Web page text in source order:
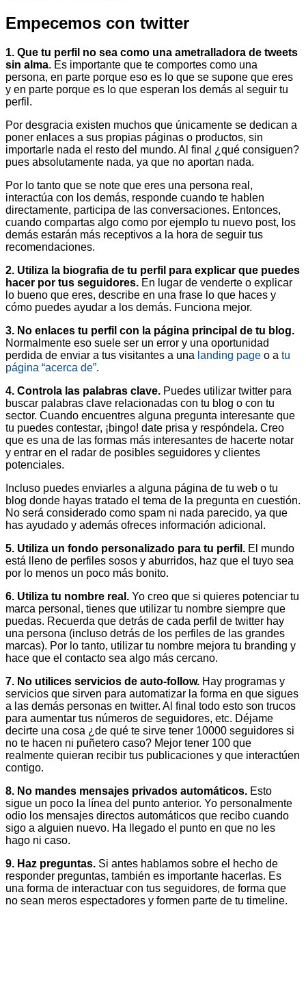
Empecemos con twitter
1. Que tu perfil no sea como una ametralladora de tweets
sin alma. Es importante que te comportes como una
persona, en parte porque eso es lo que se supone que eres
y en parte porque es lo que esperan los demás al seguir tu
perfil.
Por desgracia existen muchos que únicamente se dedican a
poner enlaces a sus propias páginas o productos, sin
importarle nada el resto del mundo. Al final ¿qué consiguen?
pues absolutamente nada, ya que no aportan nada.
Por lo tanto que se note que eres una persona real,
interactúa con los demás, responde cuando te hablen
directamente, participa de las conversaciones. Entonces,
cuando compartas algo como por ejemplo tu nuevo post, los
demás estarán más receptivos a la hora de seguir tus
recomendaciones.
2. Utiliza la biografia de tu perfil para explicar que puedes
hacer por tus seguidores. En lugar de venderte o explicar
lo bueno que eres, describe en una frase lo que haces y
cómo puedes ayudar a los demás. Funciona mejor.
3. No enlaces tu perfil con la página principal de tu blog.
Normalmente eso suele ser un error y una oportunidad
perdida de enviar a tus visitantes a una landing page o a tu
página “acerca de”.
4. Controla las palabras clave. Puedes utilizar twitter para
buscar palabras clave relacionadas con tu blog o con tu
sector. Cuando encuentres alguna pregunta interesante que
tu puedes contestar, ¡bingo! date prisa y respóndela. Creo
que es una de las formas más interesantes de hacerte notar
y entrar en el radar de posibles seguidores y clientes
potenciales.
Incluso puedes enviarles a alguna página de tu web o tu
blog donde hayas tratado el tema de la pregunta en cuestión.
No será considerado como spam ni nada parecido, ya que
has ayudado y además ofreces información adicional.
5. Utiliza un fondo personalizado para tu perfil. El mundo
está lleno de perfiles sosos y aburridos, haz que el tuyo sea
por lo menos un poco más bonito.
6. Utiliza tu nombre real. Yo creo que si quieres potenciar tu
marca personal, tienes que utilizar tu nombre siempre que
puedas. Recuerda que detrás de cada perfil de twitter hay
una persona (incluso detrás de los perfiles de las grandes
marcas). Por lo tanto, utilizar tu nombre mejora tu branding y
hace que el contacto sea algo más cercano.
7. No utilices servicios de auto-follow. Hay programas y
servicios que sirven para automatizar la forma en que sigues
a las demás personas en twitter. Al final todo esto son trucos
para aumentar tus números de seguidores, etc. Déjame
decirte una cosa ¿de qué te sirve tener 10000 seguidores si
no te hacen ni puñetero caso? Mejor tener 100 que
realmente quieran recibir tus publicaciones y que interactúen
contigo.
8. No mandes mensajes privados automáticos. Esto
sigue un poco la línea del punto anterior. Yo personalmente
odio los mensajes directos automáticos que recibo cuando
sigo a alguien nuevo. Ha llegado el punto en que no les
hago ni caso.
9. Haz preguntas. Si antes hablamos sobre el hecho de
responder preguntas, también es importante hacerlas. Es
una forma de interactuar con tus seguidores, de forma que
no sean meros espectadores y formen parte de tu timeline.